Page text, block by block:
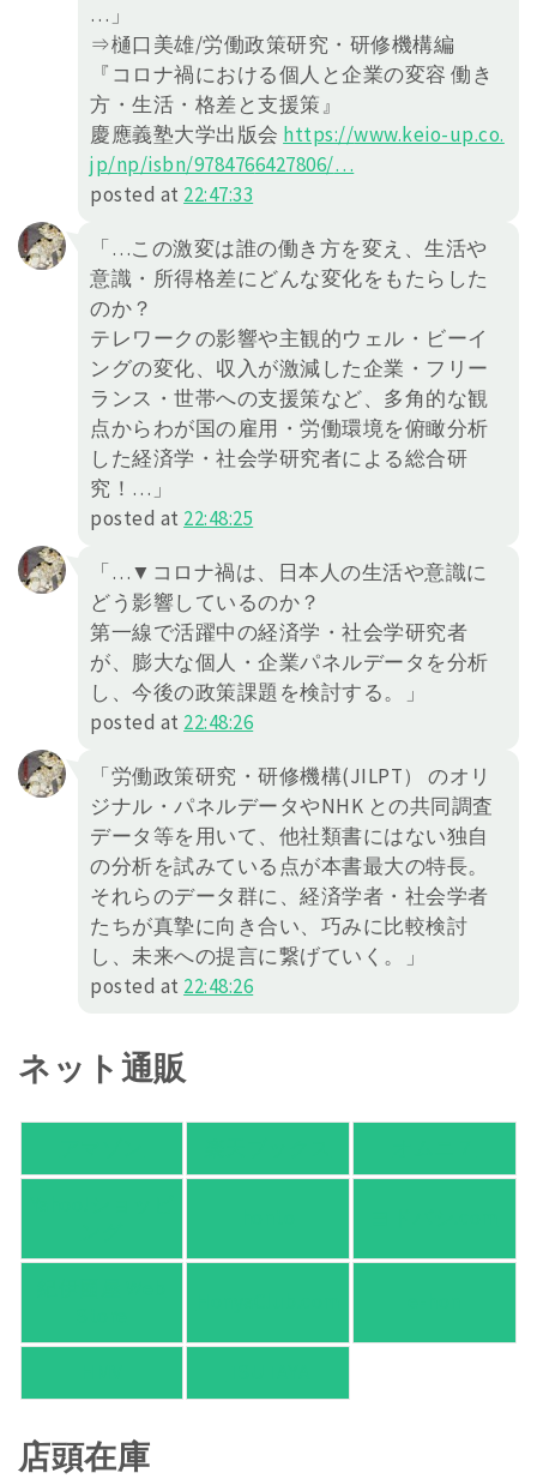
…」
⇒樋口美雄/労働政策研究・研修機構編
『コロナ禍における個人と企業の変容 働き
方・生活・格差と支援策』
慶應義塾大学出版会 https://www.keio-up.co.
jp/np/isbn/9784766427806/…
posted at 22:47:33
「…この激変は誰の働き方を変え、生活や
意識・所得格差にどんな変化をもたらした
のか？
テレワークの影響や主観的ウェル・ビーイ
ングの変化、収入が激減した企業・フリー
ランス・世帯への支援策など、多角的な観
点からわが国の雇用・労働環境を俯瞰分析
した経済学・社会学研究者による総合研
究！…」
posted at 22:48:25
「…▼コロナ禍は、日本人の生活や意識に
どう影響しているのか？
第一線で活躍中の経済学・社会学研究者
が、膨大な個人・企業パネルデータを分析
し、今後の政策課題を検討する。」
posted at 22:48:26
「労働政策研究・研修機構(JILPT） のオリ
ジナル・パネルデータやNHK との共同調査
データ等を用いて、他社類書にはない独自
の分析を試みている点が本書最大の特長。
それらのデータ群に、経済学者・社会学者
たちが真摯に向き合い、巧みに比較検討
し、未来への提言に繋げていく。」
posted at 22:48:26
ネット通販
店頭在庫